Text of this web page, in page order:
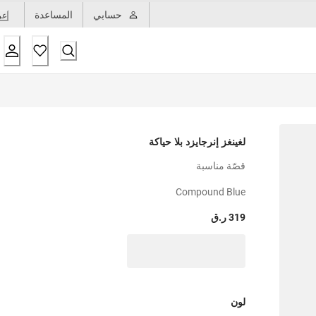
حسابي المساعدة
لغينغز إنرجايزد بلا حياكة
قصّة مناسبة
Compound Blue
319 ر.ق
لون